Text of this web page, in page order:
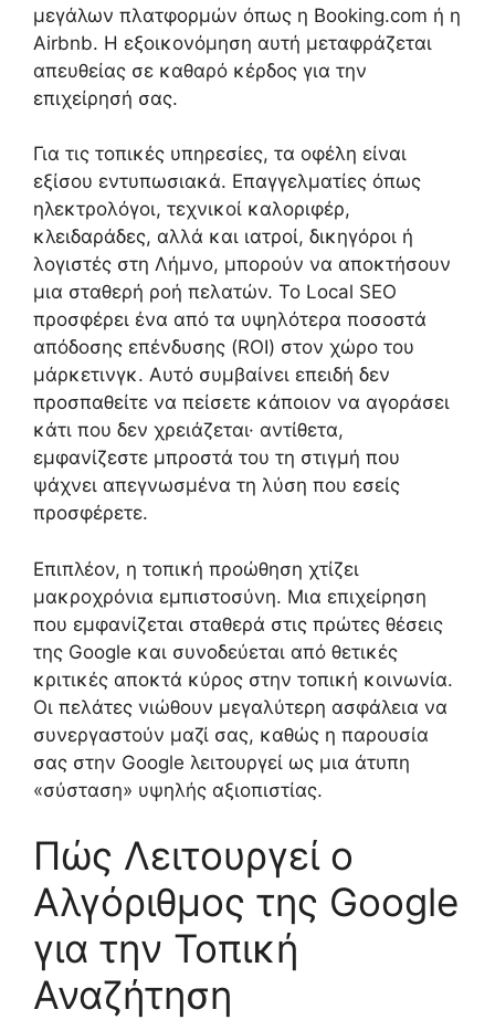
μεγάλων πλατφορμών όπως η Booking.com ή η
Airbnb. Η εξοικονόμηση αυτή μεταφράζεται
απευθείας σε καθαρό κέρδος για την
επιχείρησή σας.
Για τις τοπικές υπηρεσίες, τα οφέλη είναι
εξίσου εντυπωσιακά. Επαγγελματίες όπως
ηλεκτρολόγοι, τεχνικοί καλοριφέρ,
κλειδαράδες, αλλά και ιατροί, δικηγόροι ή
λογιστές στη Λήμνο, μπορούν να αποκτήσουν
μια σταθερή ροή πελατών. Το Local SEO
προσφέρει ένα από τα υψηλότερα ποσοστά
απόδοσης επένδυσης (ROI) στον χώρο του
μάρκετινγκ. Αυτό συμβαίνει επειδή δεν
προσπαθείτε να πείσετε κάποιον να αγοράσει
κάτι που δεν χρειάζεται· αντίθετα,
εμφανίζεστε μπροστά του τη στιγμή που
ψάχνει απεγνωσμένα τη λύση που εσείς
προσφέρετε.
Επιπλέον, η τοπική προώθηση χτίζει
μακροχρόνια εμπιστοσύνη. Μια επιχείρηση
που εμφανίζεται σταθερά στις πρώτες θέσεις
της Google και συνοδεύεται από θετικές
κριτικές αποκτά κύρος στην τοπική κοινωνία.
Οι πελάτες νιώθουν μεγαλύτερη ασφάλεια να
συνεργαστούν μαζί σας, καθώς η παρουσία
σας στην Google λειτουργεί ως μια άτυπη
«σύσταση» υψηλής αξιοπιστίας.
Πώς Λειτουργεί ο
Αλγόριθμος της Google
για την Τοπική
Αναζήτηση